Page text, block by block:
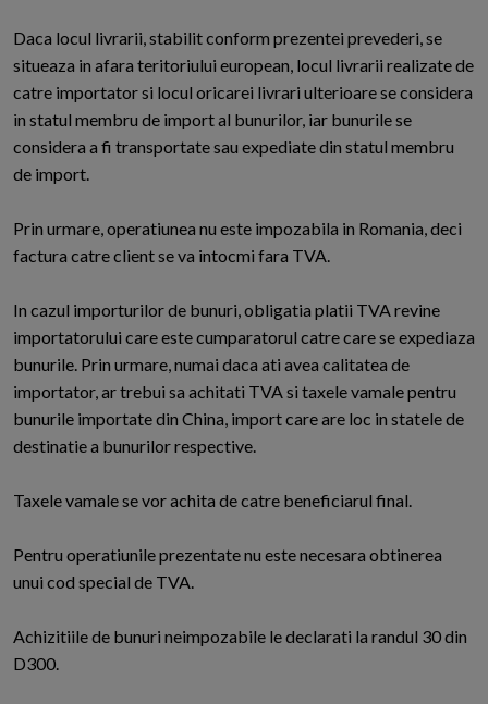
Daca locul livrarii, stabilit conform prezentei prevederi, se
situeaza in afara teritoriului european, locul livrarii realizate de
catre importator si locul oricarei livrari ulterioare se considera
in statul membru de import al bunurilor, iar bunurile se
considera a fi transportate sau expediate din statul membru
de import.
Prin urmare, operatiunea nu este impozabila in Romania, deci
factura catre client se va intocmi fara TVA.
In cazul importurilor de bunuri, obligatia platii TVA revine
importatorului care este cumparatorul catre care se expediaza
bunurile. Prin urmare, numai daca ati avea calitatea de
importator, ar trebui sa achitati TVA si taxele vamale pentru
bunurile importate din China, import care are loc in statele de
destinatie a bunurilor respective.
Taxele vamale se vor achita de catre beneficiarul final.
Pentru operatiunile prezentate nu este necesara obtinerea
unui cod special de TVA.
Achizitiile de bunuri neimpozabile le declarati la randul 30 din
D300.